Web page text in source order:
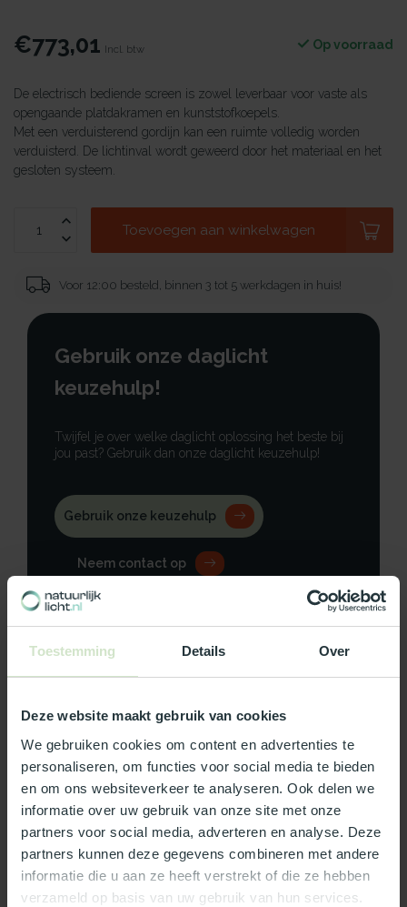
Toestemming Details Over
Deze website maakt gebruik van cookies
We gebruiken cookies om content en advertenties te
personaliseren, om functies voor social media te bieden
en om ons websiteverkeer te analyseren. Ook delen we
informatie over uw gebruik van onze site met onze
partners voor social media, adverteren en analyse. Deze
partners kunnen deze gegevens combineren met andere
informatie die u aan ze heeft verstrekt of die ze hebben
verzameld op basis van uw gebruik van hun services.
€773,01 Incl. btw Op voorraad
De electrisch bediende screen is zowel leverbaar voor vaste als
opengaande platdakramen en kunststofkoepels.
Met een verduisterend gordijn kan een ruimte volledig worden
verduisterd. De lichtinval wordt geweerd door het materiaal en het
gesloten systeem.
Toevoegen aan winkelwagen
Voor 12:00 besteld, binnen 3 tot 5 werkdagen in huis!
Gebruik onze daglicht
keuzehulp!
Twijfel je over welke daglicht oplossing het beste bij
jou past? Gebruik dan onze daglicht keuzehulp!
Gebruik onze keuzehulp
Neem contact op
Productomschrijving
Specificaties
Reviews
Wat ons écht bijzonder maakt:
Officieel Skylux dealer!